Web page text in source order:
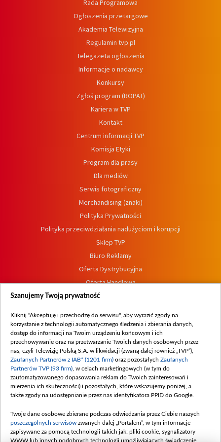
Rada Programowa
Ogłoszenia przetargowe
Akademia Telewizyjna
Regulamin tvp.pl
Telegazeta ogłoszenia
Informacje o nadawcy
Konkursy
Zgłoś program (ROPAT)
Kariera w TVP
Kontakt
Centrum informacji TVP
Komisja Etyki
Program dla prasy
Dla mediów
Serwis fotograficzny
Merchandising (znaki)
Polityka Prywatności
Polityka przeciwdziałania nadużyciom i korupcji
Sklep TVP
Biuro Reklamy
Oferta Dystrybucyjna
Oferta Handlowa
Dostępność
Procedura zgłoszeń wewnętrznych
Szanujemy Twoją prywatność
Kliknij "Akceptuję i przechodzę do serwisu", aby wyrazić zgody na
korzystanie z technologii automatycznego śledzenia i zbierania danych,
dostęp do informacji na Twoim urządzeniu końcowym i ich
przechowywanie oraz na przetwarzanie Twoich danych osobowych przez
nas, czyli Telewizję Polską S.A. w likwidacji (zwaną dalej również „TVP”),
Zaufanych Partnerów z IAB* (1201 firm) oraz pozostałych Zaufanych
Partnerów TVP (93 firm) , w celach marketingowych (w tym do
zautomatyzowanego dopasowania reklam do Twoich zainteresowań i
mierzenia ich skuteczności) i pozostałych, które wskazujemy poniżej, a
także zgody na udostępnianie przez nas identyfikatora PPID do Google.
Twoje dane osobowe zbierane podczas odwiedzania przez Ciebie naszych
poszczególnych serwisów zwanych dalej „Portalem”, w tym informacje
zapisywane za pomocą technologii takich jak: pliki cookie, sygnalizatory
WWW lub innych podobnych technologii umożliwiających świadczenie